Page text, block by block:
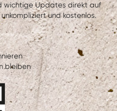
wichtige Updates direkt auf
und kostenlos.
bleiben